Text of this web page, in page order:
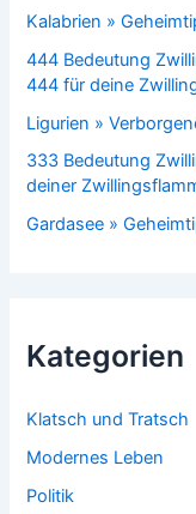
Kalabrien »
444 Bedeutung
444 für deine
Ligurien »
333 Bedeutung
deiner
Gardasee »
Kategorien
Klatsch und Tratsch
Modernes Leben
Politik